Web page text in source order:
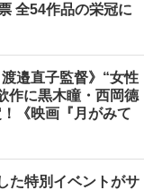
全54作品の栄冠に
邉直子監督》“女性
作に黒木瞳・西岡德
《映画『月がみて
た特別イベントがサ